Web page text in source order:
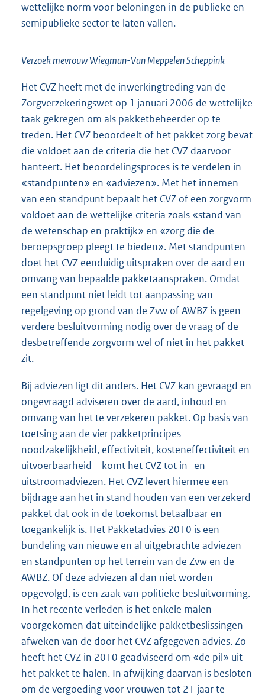
wettelijke norm voor beloningen in de publieke en
semipublieke sector te laten vallen.
Verzoek mevrouw Wiegman-Van Meppelen Scheppink
Het CVZ heeft met de inwerkingtreding van de
Zorgverzekeringswet op 1 januari 2006 de wettelijke
taak gekregen om als pakketbeheerder op te
treden. Het CVZ beoordeelt of het pakket zorg bevat
die voldoet aan de criteria die het CVZ daarvoor
hanteert. Het beoordelingsproces is te verdelen in
«standpunten» en «adviezen». Met het innemen
van een standpunt bepaalt het CVZ of een zorgvorm
voldoet aan de wettelijke criteria zoals «stand van
de wetenschap en praktijk» en «zorg die de
beroepsgroep pleegt te bieden». Met standpunten
doet het CVZ eenduidig uitspraken over de aard en
omvang van bepaalde pakketaanspraken. Omdat
een standpunt niet leidt tot aanpassing van
regelgeving op grond van de Zvw of AWBZ is geen
verdere besluitvorming nodig over de vraag of de
desbetreffende zorgvorm wel of niet in het pakket
zit.
Bij adviezen ligt dit anders. Het CVZ kan gevraagd en
ongevraagd adviseren over de aard, inhoud en
omvang van het te verzekeren pakket. Op basis van
toetsing aan de vier pakketprincipes –
noodzakelijkheid, effectiviteit, kosteneffectiviteit en
uitvoerbaarheid – komt het CVZ tot in- en
uitstroomadviezen. Het CVZ levert hiermee een
bijdrage aan het in stand houden van een verzekerd
pakket dat ook in de toekomst betaalbaar en
toegankelijk is. Het Pakketadvies 2010 is een
bundeling van nieuwe en al uitgebrachte adviezen
en standpunten op het terrein van de Zvw en de
AWBZ. Of deze adviezen al dan niet worden
opgevolgd, is een zaak van politieke besluitvorming.
In het recente verleden is het enkele malen
voorgekomen dat uiteindelijke pakketbeslissingen
afweken van de door het CVZ afgegeven advies. Zo
heeft het CVZ in 2010 geadviseerd om «de pil» uit
het pakket te halen. In afwijking daarvan is besloten
om de vergoeding voor vrouwen tot 21 jaar te